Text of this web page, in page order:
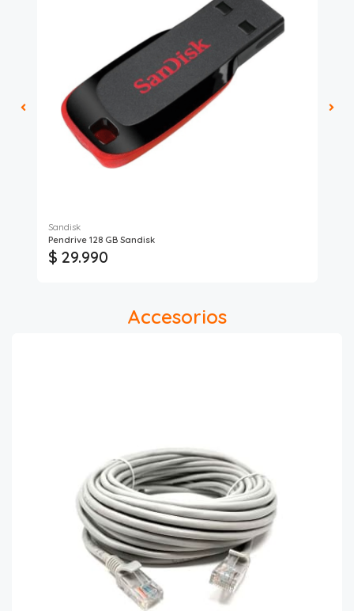
Sandisk
Pendrive 128 GB Sandisk
$ 29.990
Accesorios